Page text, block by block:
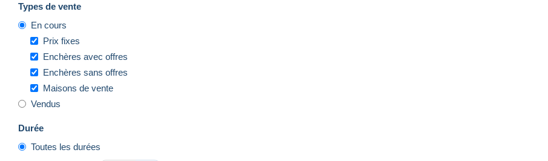
Types de vente
En cours
Prix fixes
Enchères avec offres
Enchères sans offres
Maisons de vente
Vendus
Durée
Toutes les durées